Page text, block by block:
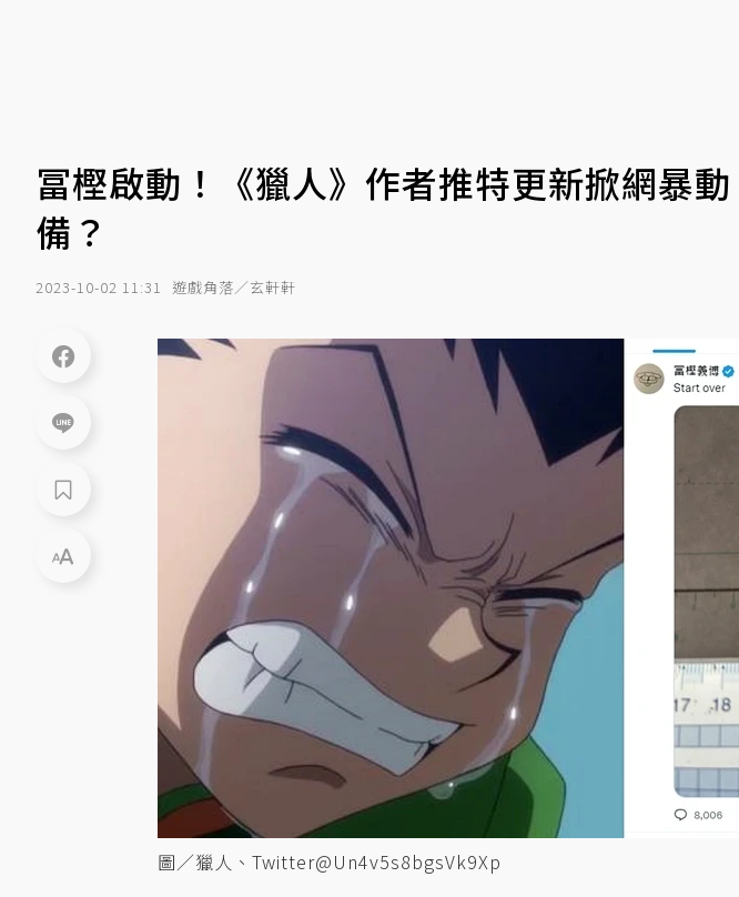
冨樫啟動！《獵人》作者推特更新掀網暴
備？
2023-10-02 11:31 遊戲角落／玄軒軒
圖／獵人、Twitter@Un4v5s8bgsVk9Xp